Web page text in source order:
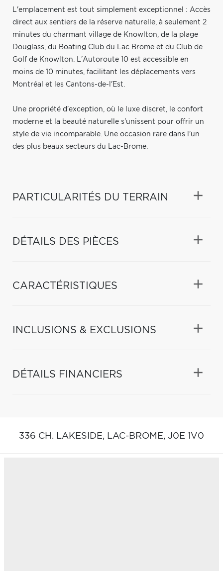
L'emplacement est tout simplement exceptionnel : Accès
direct aux sentiers de la réserve naturelle, à seulement 2
minutes du charmant village de Knowlton, de la plage
Douglass, du Boating Club du Lac Brome et du Club de
Golf de Knowlton. L'Autoroute 10 est accessible en
moins de 10 minutes, facilitant les déplacements vers
Montréal et les Cantons-de-l'Est.
Une propriété d'exception, où le luxe discret, le confort
moderne et la beauté naturelle s'unissent pour offrir un
style de vie incomparable. Une occasion rare dans l'un
des plus beaux secteurs du Lac-Brome.
PARTICULARITÉS DU TERRAIN
DÉTAILS DES PIÈCES
CARACTÉRISTIQUES
INCLUSIONS & EXCLUSIONS
DÉTAILS FINANCIERS
336 CH. LAKESIDE, LAC-BROME, J0E 1V0